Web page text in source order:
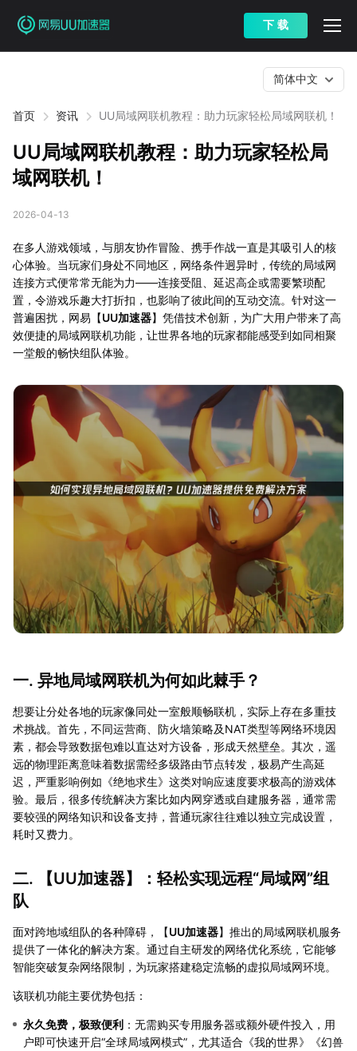
下 载
首页 资讯 UU局域网联机教程：助力玩家轻松局域网联机！
简体中文
UU局域网联机教程：助力玩家轻松局
域网联机！
2026-04-13
在多人游戏领域，与朋友协作冒险、携手作战一直是其吸引人的核
心体验。当玩家们身处不同地区，网络条件迥异时，传统的局域网
连接方式便常常无能为力——连接受阻、延迟高企或需要繁琐配
置，令游戏乐趣大打折扣，也影响了彼此间的互动交流。针对这一
普遍困扰，网易【UU加速器】凭借技术创新，为广大用户带来了高
效便捷的局域网联机功能，让世界各地的玩家都能感受到如同相聚
一堂般的畅快组队体验。
一. 异地局域网联机为何如此棘手？
想要让分处各地的玩家像同处一室般顺畅联机，实际上存在多重技
术挑战。首先，不同运营商、防火墙策略及NAT类型等网络环境因
素，都会导致数据包难以直达对方设备，形成天然壁垒。其次，遥
远的物理距离意味着数据需经多级路由节点转发，极易产生高延
迟，严重影响例如《绝地求生》这类对响应速度要求极高的游戏体
验。最后，很多传统解决方案比如内网穿透或自建服务器，通常需
要较强的网络知识和设备支持，普通玩家往往难以独立完成设置，
耗时又费力。
二. 【UU加速器】：轻松实现远程“局域网”组
队
面对跨地域组队的各种障碍，【UU加速器】推出的局域网联机服务
提供了一体化的解决方案。通过自主研发的网络优化系统，它能够
智能突破复杂网络限制，为玩家搭建稳定流畅的虚拟局域网环境。
该联机功能主要优势包括：
永久免费，极致便利 ：无需购买专用服务器或额外硬件投入，用
户即可快速开启“全球局域网模式”，尤其适合《我的世界》《幻兽